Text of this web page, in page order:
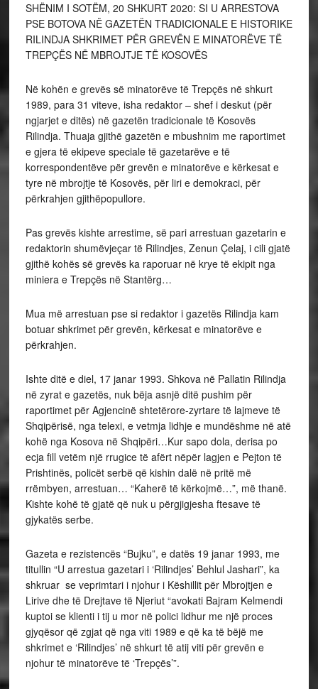
SHËNIM I SOTËM, 20 SHKURT 2020: SI U ARRESTOVA
PSE BOTOVA NË GAZETËN TRADICIONALE E HISTORIKE
RILINDJA SHKRIMET PËR GREVËN E MINATORËVE TË
TREPÇËS NË MBROJTJE TË KOSOVËS
Në kohën e grevës së minatorëve të Trepçës në shkurt
1989, para 31 viteve, isha redaktor – shef i deskut (për
ngjarjet e ditës) në gazetën tradicionale të Kosovës
Rilindja. Thuaja gjithë gazetën e mbushnim me raportimet
e gjera të ekipeve speciale të gazetarëve e të
korrespondentëve për grevën e minatorëve e kërkesat e
tyre në mbrojtje të Kosovës, për liri e demokraci, për
përkrahjen gjithëpopullore.
Pas grevës kishte arrestime, së pari arrestuan gazetarin e
redaktorin shumëvjeçar të Rilindjes, Zenun Çelaj, i cili gjatë
gjithë kohës së grevës ka raporuar në krye të ekipit nga
miniera e Trepçës në Stantërg…
Mua më arrestuan pse si redaktor i gazetës Rilindja kam
botuar shkrimet për grevën, kërkesat e minatorëve e
përkrahjen.
Ishte ditë e diel, 17 janar 1993. Shkova në Pallatin Rilindja
në zyrat e gazetës, nuk bëja asnjë ditë pushim për
raportimet për Agjencinë shtetërore-zyrtare të lajmeve të
Shqipërisë, nga telexi, e vetmja lidhje e mundëshme në atë
kohë nga Kosova në Shqipëri…Kur sapo dola, derisa po
ecja fill vetëm një rrugice të afërt nëpër lagjen e Pejton të
Prishtinës, policët serbë që kishin dalë në pritë më
rrëmbyen, arrestuan… “Kaherë të kërkojmë…”, më thanë.
Kishte kohë të gjatë që nuk u përgjigjesha ftesave të
gjykatës serbe.
Gazeta e rezistencës “Bujku”, e datës 19 janar 1993, me
titullin “U arrestua gazetari i ‘Rilindjes’ Behlul Jashari”, ka
shkruar se veprimtari i njohur i Këshillit për Mbrojtjen e
Lirive dhe të Drejtave të Njeriut “avokati Bajram Kelmendi
kuptoi se klienti i tij u mor në polici lidhur me një proces
gjyqësor që zgjat që nga viti 1989 e që ka të bëjë me
shkrimet e ‘Rilindjes’ në shkurt të atij viti për grevën e
njohur të minatorëve të ‘Trepçës’”.